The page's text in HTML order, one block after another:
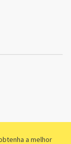
a melhor